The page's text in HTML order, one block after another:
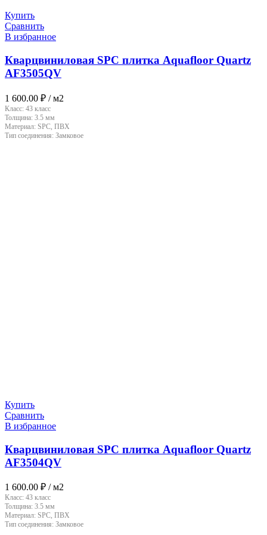
Купить
Сравнить
В избранное
Кварцвиниловая SPC плитка Aquafloor Quartz
AF3505QV
1 600.00 ₽ / м2
Класс: 43 класс
Толщина: 3.5 мм
Материал: SPC, ПВХ
Тип соединения: Замковое
Купить
Сравнить
В избранное
Кварцвиниловая SPC плитка Aquafloor Quartz
AF3504QV
1 600.00 ₽ / м2
Класс: 43 класс
Толщина: 3.5 мм
Материал: SPC, ПВХ
Тип соединения: Замковое